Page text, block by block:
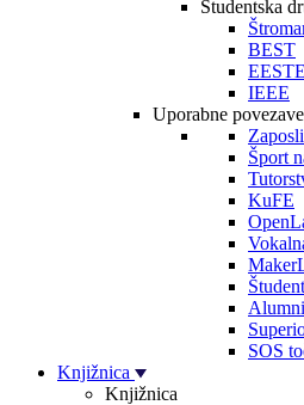
Študentska
BEST
IEEE
Uporabne povezave
Šport
KuFE
SOS
Knjižnica
Knjižnica